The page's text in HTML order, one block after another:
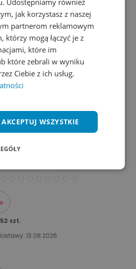
szt.
13.08.2026
Udostępniamy również
jak korzystasz z naszej
partnerom reklamowym
którzy mogą łączyć je z
które im
które zebrali w wyniku
Ciebie z ich usług.
AKCEPTUJ WSZYSTKIE